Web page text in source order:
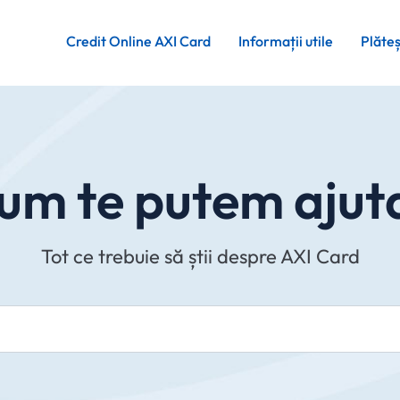
Credit Online AXI Card Informații utile
te putem
Tot ce trebuie să știi despre AXI Card